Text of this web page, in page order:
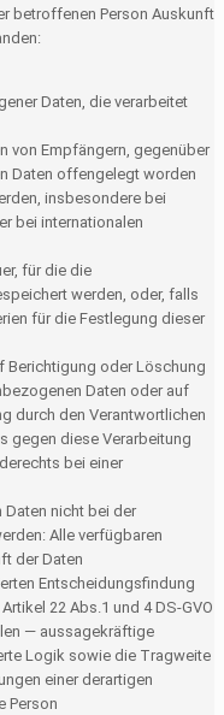
betroffenen Person Auskunft
Daten, die verarbeitet
von Empfängern, gegenüber
Daten offengelegt worden
insbesondere bei
bei internationalen
für die die
werden, oder, falls
für die Festlegung dieser
Berichtigung oder Löschung
Daten oder auf
durch den Verantwortlichen
gegen diese Verarbeitung
bei einer
nicht bei der
Alle verfügbaren
der Daten
Entscheidungsfindung
22 Abs.1 und 4 DS-GVO
— aussagekräftige
Logik sowie die Tragweite
einer derartigen
Person